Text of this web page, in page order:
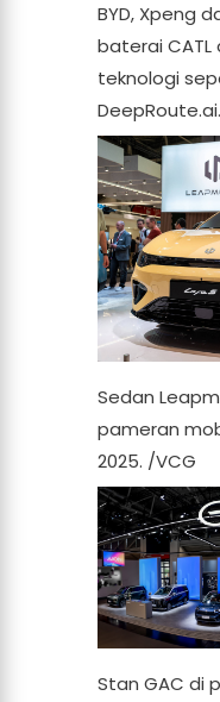
BYD, Xpeng
baterai
teknologi
DeepRoute.ai.
Sedan
pameran
2025. /VCG
Stan GAC di